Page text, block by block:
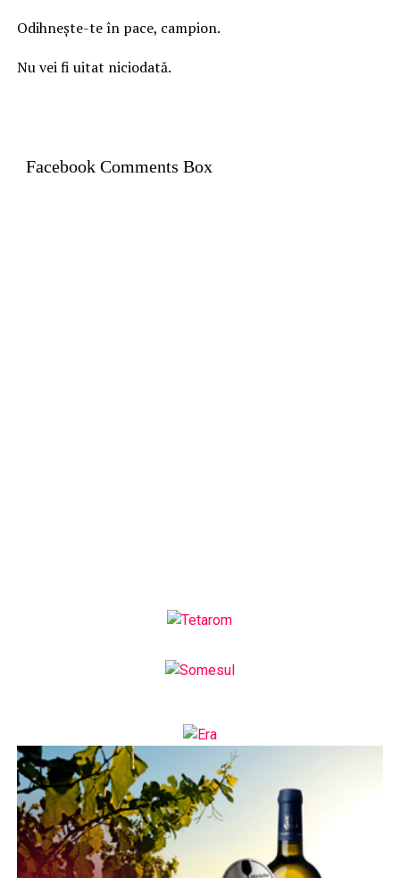
Odihnește-te în pace, campion.
Nu vei fi uitat niciodată.
Facebook Comments Box